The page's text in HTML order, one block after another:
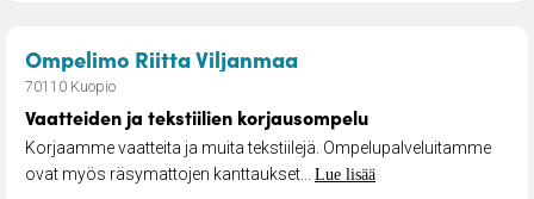
Ompelimo Riitta Viljanmaa– Vaatteiden ja
70110 Kuopio
Vaatteiden ja tekstiilien korjausompelu
Korjaamme vaatteita ja muita tekstiilejä. Ompelupalveluitamme
ovat myös räsymattojen kanttaukset... Lue lisää